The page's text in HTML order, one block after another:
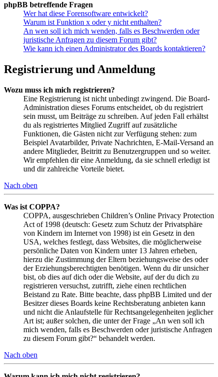
phpBB betreffende Fragen
Wer hat diese Forensoftware entwickelt?
Warum ist Funktion x oder y nicht enthalten?
An wen soll ich mich wenden, falls es Beschwerden oder
juristische Anfragen zu diesem Forum gibt?
Wie kann ich einen Administrator des Boards kontaktieren?
Registrierung und Anmeldung
Wozu muss ich mich registrieren?
Eine Registrierung ist nicht unbedingt zwingend. Die Board-
Administration dieses Forums entscheidet, ob du registriert
sein musst, um Beiträge zu schreiben. Auf jeden Fall erhältst
du als registriertes Mitglied Zugriff auf zusätzliche
Funktionen, die Gästen nicht zur Verfügung stehen: zum
Beispiel Avatarbilder, Private Nachrichten, E-Mail-Versand an
andere Mitglieder, Beitritt zu Benutzergruppen und so weiter.
Wir empfehlen dir eine Anmeldung, da sie schnell erledigt ist
und dir zahlreiche Vorteile bietet.
Nach oben
Was ist COPPA?
COPPA, ausgeschrieben Children’s Online Privacy Protection
Act of 1998 (deutsch: Gesetz zum Schutz der Privatsphäre
von Kindern im Internet von 1998) ist ein Gesetz in den
USA, welches festlegt, dass Websites, die möglicherweise
persönliche Daten von Kindern unter 13 Jahren erheben,
hierzu die Zustimmung der Eltern beziehungsweise des oder
der Erziehungsberechtigten benötigen. Wenn du dir unsicher
bist, ob dies auf dich oder die Website, auf der du dich zu
registrieren versuchst, zutrifft, ziehe einen rechtlichen
Beistand zu Rate. Bitte beachte, dass phpBB Limited und der
Besitzer dieses Boards keine Rechtsberatung anbieten kann
und nicht die Anlaufstelle für Rechtsangelegenheiten jeglicher
Art ist; außer solchen, die unter der Frage „An wen soll ich
mich wenden, falls es Beschwerden oder juristische Anfragen
zu diesem Forum gibt?“ behandelt werden.
Nach oben